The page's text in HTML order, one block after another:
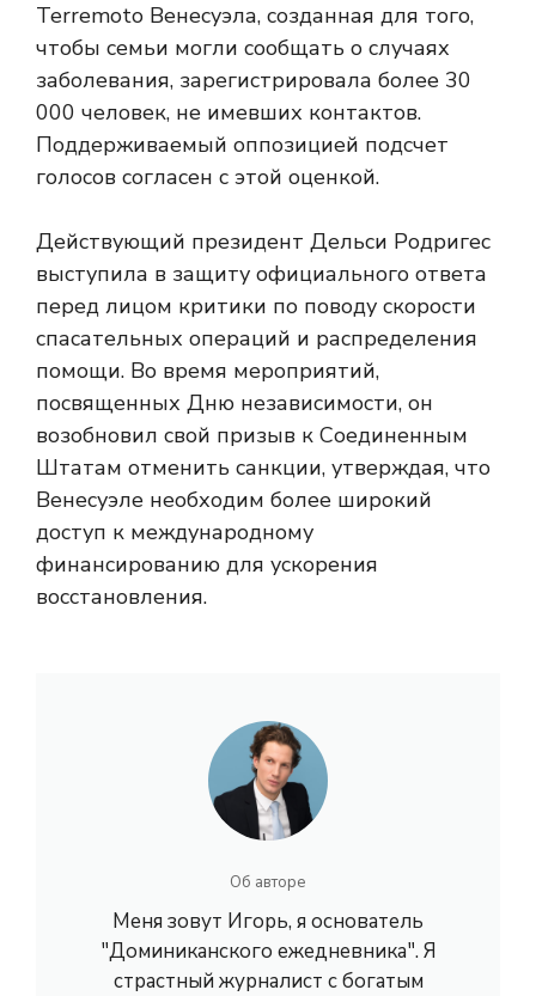
Terremoto Венесуэла, созданная для того,
чтобы семьи могли сообщать о случаях
заболевания, зарегистрировала более 30
000 человек, не имевших контактов.
Поддерживаемый оппозицией подсчет
голосов согласен с этой оценкой.
Действующий президент Дельси Родригес
выступила в защиту официального ответа
перед лицом критики по поводу скорости
спасательных операций и распределения
помощи. Во время мероприятий,
посвященных Дню независимости, он
возобновил свой призыв к Соединенным
Штатам отменить санкции, утверждая, что
Венесуэле необходим более широкий
доступ к международному
финансированию для ускорения
восстановления.
Об авторе
Меня зовут Игорь, я основатель
"Доминиканского ежедневника". Я
страстный журналист с богатым